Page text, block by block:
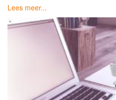
Lees meer...